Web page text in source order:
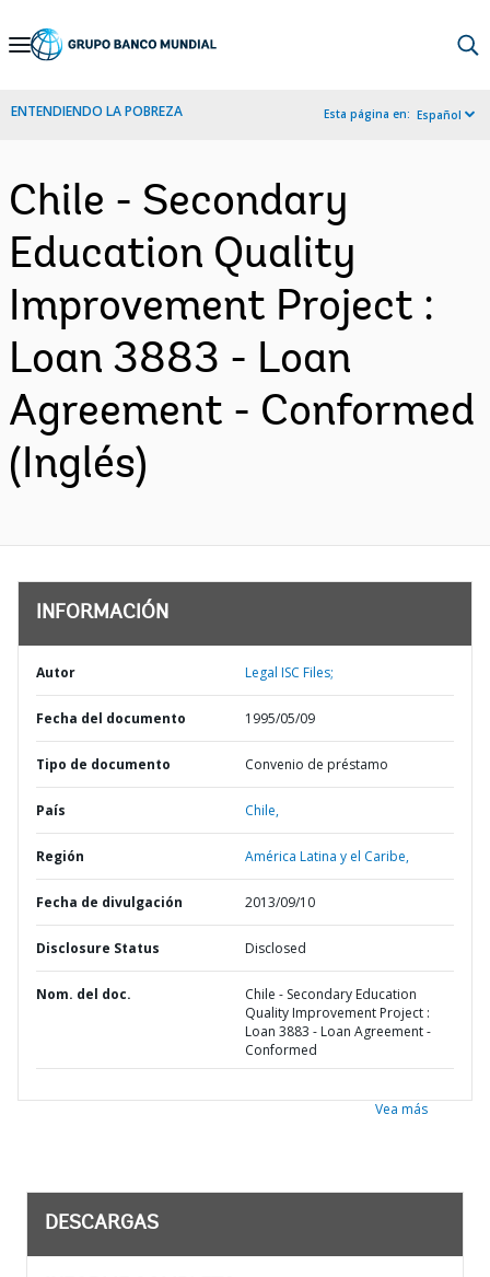
Skip
Navigation
ENTENDIENDO LA POBREZA Esta página en: Español
Chile - Secondary
Education Quality
Improvement Project :
Loan 3883 - Loan
Agreement - Conformed
(Inglés)
INFORMACIÓN
Autor Legal ISC Files;
Fecha del documento 1995/05/09
Tipo de documento Convenio de préstamo
País Chile,
Región América Latina y el Caribe,
Fecha de divulgación 2013/09/10
Disclosure Status Disclosed
Nom. del doc.
Chile - Secondary Education
Quality Improvement Project :
Loan 3883 - Loan Agreement -
Conformed
Vea más
DESCARGAS